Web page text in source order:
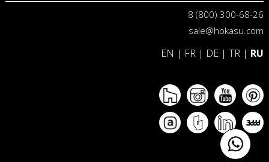
8 (800) 300-68-26
sale@hokasu.com
EN | FR | DE | TR | RU